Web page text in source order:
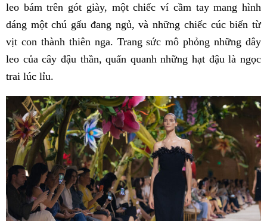
leo bám trên gót giày, một chiếc ví cầm tay mang hình
dáng một chú gấu đang ngủ, và những chiếc cúc biến từ
vịt con thành thiên nga. Trang sức mô phỏng những dây
leo của cây đậu thần, quấn quanh những hạt đậu là ngọc
trai lúc lỉu.